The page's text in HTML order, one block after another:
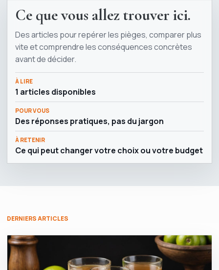
Ce que vous allez trouver ici.
Des articles pour repérer les pièges, comparer plus
vite et comprendre les conséquences concrètes
avant de décider.
À LIRE
1 articles disponibles
POUR VOUS
Des réponses pratiques, pas du jargon
À RETENIR
Ce qui peut changer votre choix ou votre budget
DERNIERS ARTICLES